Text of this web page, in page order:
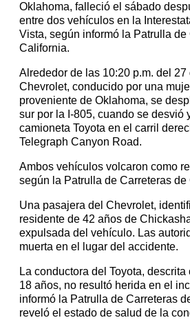
Oklahoma, falleció el sábado
entre dos vehículos en la
Vista, según informó la Patrulla de
California.
Alrededor de las 10:20 p.m. del
Chevrolet, conducido por una
proveniente de Oklahoma, se
sur por la I-805, cuando se desvió
camioneta Toyota en el carril
Telegraph Canyon Road.
Ambos vehículos volcaron como
según la Patrulla de Carreteras de
Una pasajera del Chevrolet,
residente de 42 años de
expulsada del vehículo. Las
muerta en el lugar del accidente.
La conductora del Toyota,
18 años, no resultó herida en el
informó la Patrulla de Carreteras
reveló el estado de salud de la